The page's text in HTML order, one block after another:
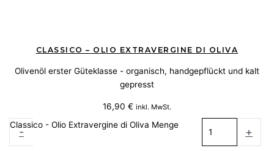
CLASSICO – OLIO EXTRAVERGINE DI OLIVA
Olivenöl erster Güteklasse - organisch, handgepflückt und kalt
gepresst
16,90 € inkl. MwSt.
-
Classico - Olio Extravergine di Oliva Menge
+